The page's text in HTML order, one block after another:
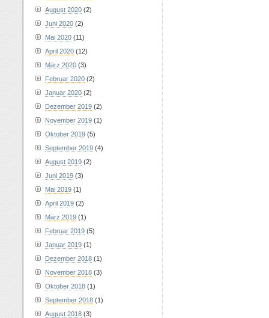
August 2020 (2)
Juni 2020 (2)
Mai 2020 (11)
April 2020 (12)
März 2020 (3)
Februar 2020 (2)
Januar 2020 (2)
Dezember 2019 (2)
November 2019 (1)
Oktober 2019 (5)
September 2019 (4)
August 2019 (2)
Juni 2019 (3)
Mai 2019 (1)
April 2019 (2)
März 2019 (1)
Februar 2019 (5)
Januar 2019 (1)
Dezember 2018 (1)
November 2018 (3)
Oktober 2018 (1)
September 2018 (1)
August 2018 (3)